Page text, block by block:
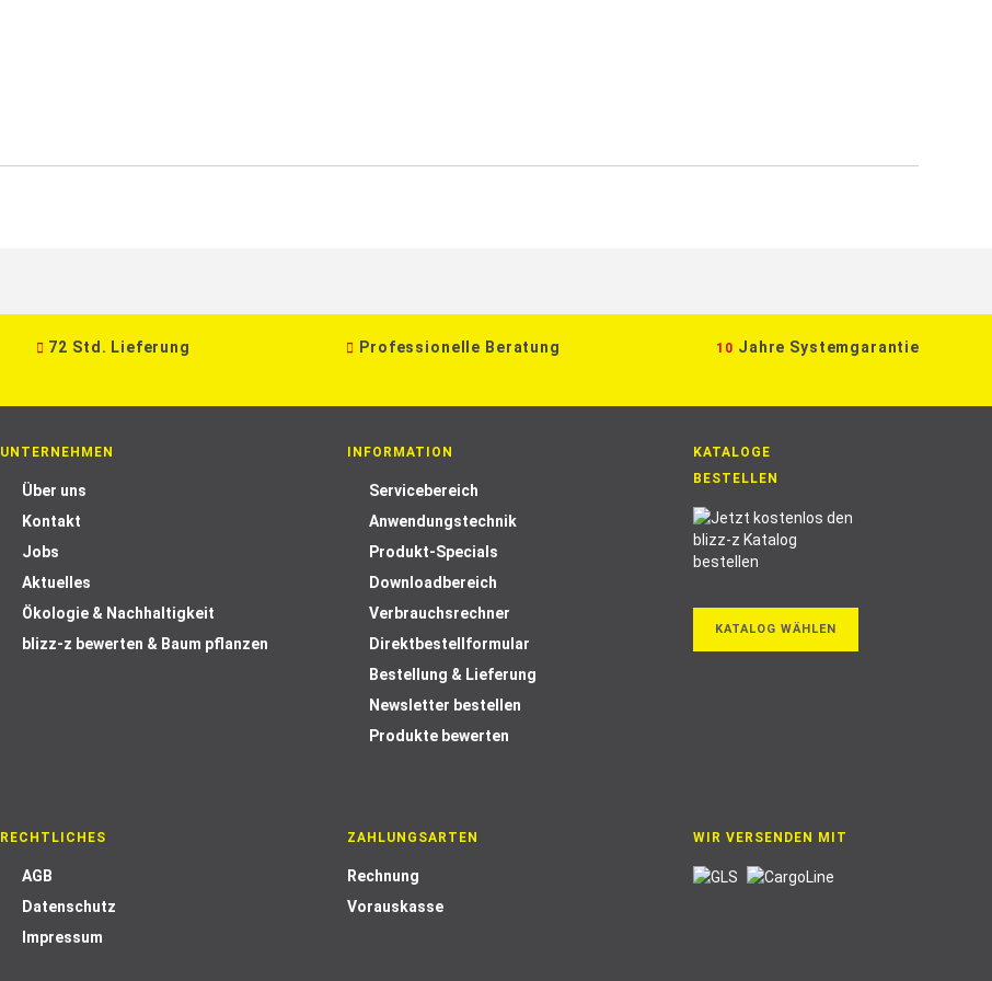
72 Std. Lieferung Professionelle Beratung 10 Jahre Systemgarantie
UNTERNEHMEN
Über uns
Kontakt
Jobs
Aktuelles
Ökologie & Nachhaltigkeit
blizz-z bewerten & Baum pflanzen
INFORMATION
Servicebereich
Anwendungstechnik
Produkt-Specials
Downloadbereich
Verbrauchsrechner
Direktbestellformular
Bestellung & Lieferung
Newsletter bestellen
Produkte bewerten
KATALOGE
BESTELLEN
KATALOG WÄHLEN
RECHTLICHES
AGB
Datenschutz
Impressum
ZAHLUNGSARTEN
Rechnung
Vorauskasse
WIR VERSENDEN MIT